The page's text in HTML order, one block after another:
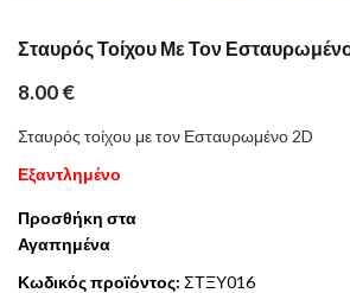
Σταυρός Τοίχου Με Τον
8.00€
Σταυρός τοίχου με τον Εσταυρωμένο 2D
Εξαντλημένο
Προσθήκη στα
Αγαπημένα
Κωδικός προϊόντος: ΣΤΞΥ016